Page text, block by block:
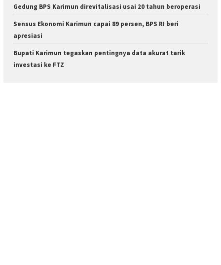
Gedung BPS Karimun direvitalisasi usai 20 tahun beroperasi
Sensus Ekonomi Karimun capai 89 persen, BPS RI beri
apresiasi
Bupati Karimun tegaskan pentingnya data akurat tarik
investasi ke FTZ